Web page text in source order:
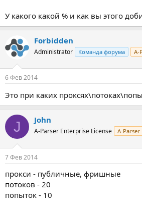
У какого какой % и как вы этого
Forbidden
Administrator Команда форума A-
6 Фев 2014
Это при каких
J John
A-Parser Enterprise License A-Parser
7 Фев 2014
прокси - публичные, фришные
потоков - 20
попыток - 10